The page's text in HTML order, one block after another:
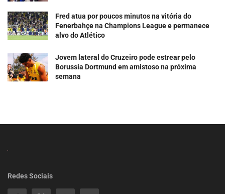
Fred atua por poucos minutos na vitória do
Fenerbahçe na Champions League e permanece
alvo do Atlético
Jovem lateral do Cruzeiro pode estrear pelo
Borussia Dortmund em amistoso na próxima
semana
Redes Sociais